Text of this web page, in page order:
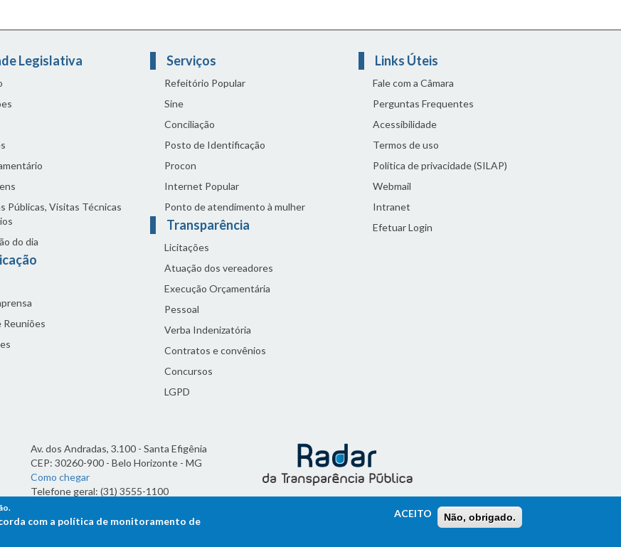
Legislativa
Públicas, Visitas Técnicas
do dia
Reuniões
Serviços
Refeitório Popular
Sine
Conciliação
Posto de Identificação
Procon
Internet Popular
Ponto de atendimento à mulher
Transparência
Licitações
Atuação dos vereadores
Execução Orçamentária
Pessoal
Verba Indenizatória
Contratos e convênios
Concursos
LGPD
Links Úteis
Fale com a Câmara
Perguntas Frequentes
Acessibilidade
Termos de uso
Política de privacidade (SILAP)
Webmail
Intranet
Efetuar Login
Av. dos Andradas, 3.100 - Santa Efigênia
CEP: 30260-900 - Belo Horizonte - MG
Como chegar
Telefone geral: (31) 3555-1100
7h às 19h
com a política de monitoramento de
ACEITO Não, obrigado.